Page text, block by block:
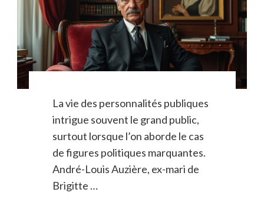
La vie des personnalités publiques
intrigue souvent le grand public,
surtout lorsque l’on aborde le cas
de figures politiques marquantes.
André-Louis Auzière, ex-mari de
Brigitte …